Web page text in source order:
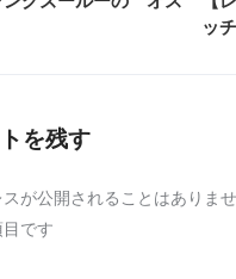
ッ
を残す
が公開されることはありませ
です